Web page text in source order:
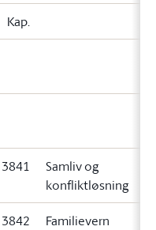
Kap.
3841
Samliv og
konfliktløsning
3842 Familievern